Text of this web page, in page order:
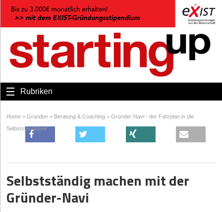
Rubriken
Home > Gründen > Beratung & Coaching > Gründer-Navi - der Fahrplan in die
Selbstständigkeit
Selbstständig machen mit der
Gründer-Navi